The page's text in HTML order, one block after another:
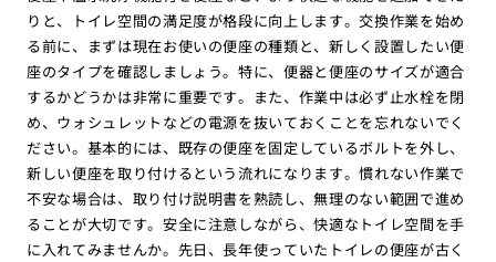
りと、トイレ空間の満足度が格段に向上します。交換作業を始め
る前に、まずは現在お使いの便座の種類と、新しく設置したい便
座のタイプを確認しましょう。特に、便器と便座のサイズが適合
するかどうかは非常に重要です。また、作業中は必ず止水栓を閉
め、ウォシュレットなどの電源を抜いておくことを忘れないでく
ださい。基本的には、既存の便座を固定しているボルトを外し、
新しい便座を取り付けるという流れになります。慣れない作業で
不安な場合は、取り付け説明書を熟読し、無理のない範囲で進め
ることが大切です。安全に注意しながら、快適なトイレ空間を手
に入れてみませんか。先日、長年使っていたトイレの便座が古く